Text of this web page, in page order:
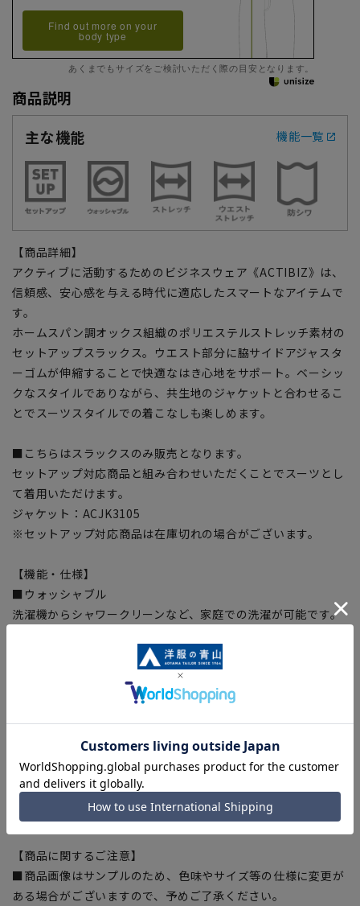
Find out more on your
body type
あくまでもサイズをご検討いただく際の目安となります。
商品説明
主な機能
機能一覧
【商品詳細】
アクティブに活動するためのビジネスウェア《ACTIBIZ》は、
信頼感、安心感を与える時代に適応したスマートなアイテムで
す。
ホームスパン調オックス組織のポリエステルストレッチ素材の
セットアップスラックス。ウエスト部分に脇サイドアジャスタ
ーゴムが伸縮することで快適なはき心地をサポート。ベーシッ
クなスタイルでありながら、共生地のジャケットと合わせるこ
とでスーツスタイルでの着こなしも楽しめます。
■こちらはスラックスのみ販売となります。
セットアップ対応商品と組み合わせいただくことでスーツとし
て着用いただけます。
ジャケット：ACJK3105
※セットアップ対応商品は在庫切れの場合がございます。
【機能・仕様】
■ウォッシャブル
洗濯機からシャワークリーンなど、家庭での洗濯が可能です。
動きやすく、窮屈感の無いストレッチ生地
シワになりにくい形態安定性、アイロン掛けも簡単。
品となります。裾上げテープは当サイトでご購入いただけま
す。
裾上げテープ:SUSOTAPE010
※こちらの商品は在庫切れの場合がございます。
【商品に関するご注意】
■商品画像はサンプルのため、色味やサイズ等の仕様に変更が
ある場合がございますので、予めご了承ください。